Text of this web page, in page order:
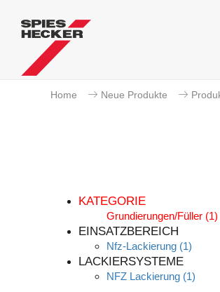
Home Neue Produkte
KATEGORIE
Grundierungen/Füller (1)
EINSATZBEREICH
Nfz-Lackierung (1)
LACKIERSYSTEME
NFZ Lackierung (1)